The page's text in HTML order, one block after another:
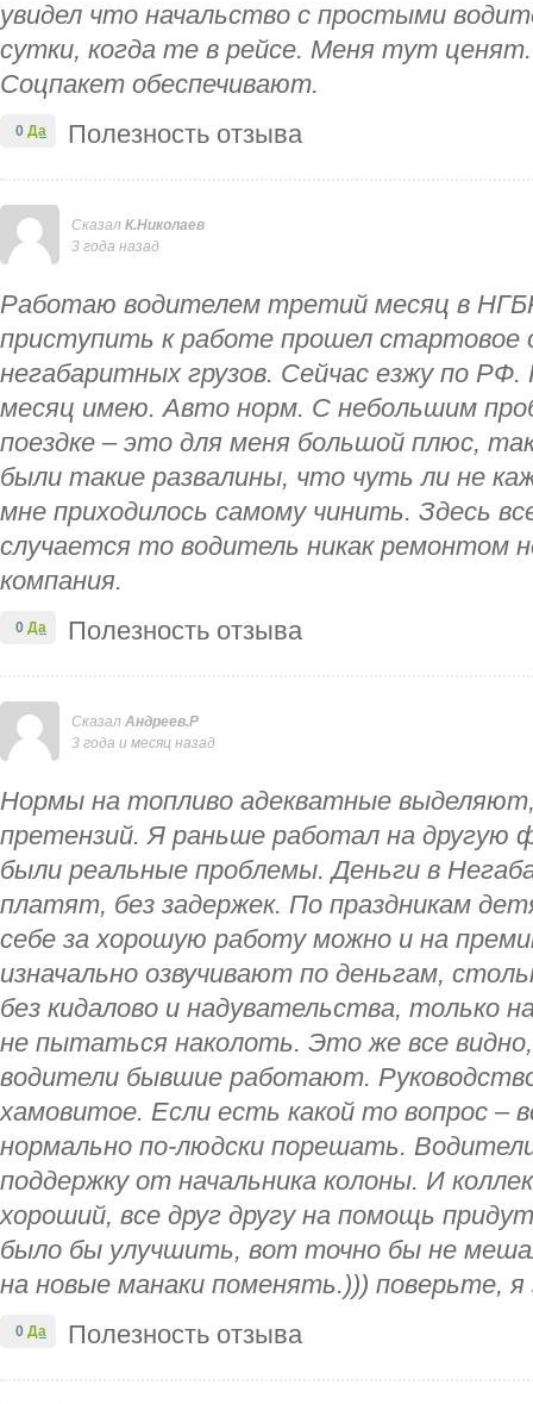
увидел что начальство с простыми
сутки, когда те в рейсе. Меня тут
Соцпакет обеспечивают.
Полезность отзыва
0 Да
Сказал К.Николаев
3 года назад
Работаю водителем третий месяц в
приступить к работе прошел стартовое
негабаритных грузов. Сейчас езжу по
месяц имею. Авто норм. С небольшим
поездке – это для меня большой плюс,
были такие развалины, что чуть ли не
мне приходилось самому чинить. Здесь
случается то водитель никак ремонтом
компания.
Полезность отзыва
0 Да
Сказал Андреев.Р
3 года и месяц назад
Нормы на топливо адекватные
претензий. Я раньше работал на
были реальные проблемы. Деньги в
платят, без задержек. По праздникам
себе за хорошую работу можно и на
изначально озвучивают по деньгам,
без кидалово и надувательства, только
не пытаться наколоть. Это же все
водители бывшие работают.
хамовитое. Если есть какой то вопрос –
нормально по-людски порешать.
поддержку от начальника колоны. И
хороший, все друг другу на помощь
было бы улучшить, вот точно бы не
на новые манаки поменять.))) поверьте,
Полезность отзыва
0 Да